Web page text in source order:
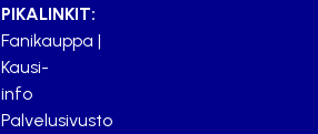
PIKALINKIT:
Fanikauppa |
Kausi-
info
Palvelusivusto